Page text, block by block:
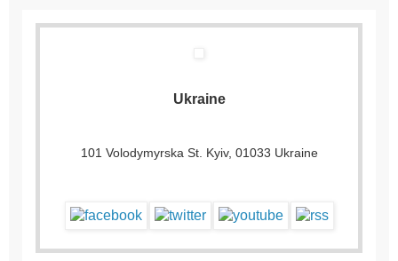
Ukraine
101 Volodymyrska St. Kyiv, 01033 Ukraine